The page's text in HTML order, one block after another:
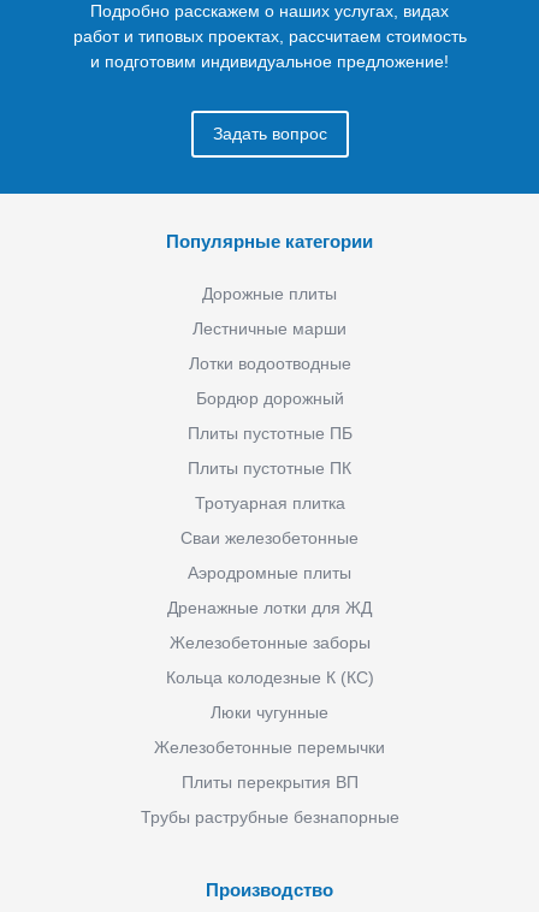
Подробно расскажем о наших услугах, видах
работ и типовых проектах, рассчитаем стоимость
и подготовим индивидуальное предложение!
Задать вопрос
Популярные категории
Дорожные плиты
Лестничные марши
Лотки водоотводные
Бордюр дорожный
Плиты пустотные ПБ
Плиты пустотные ПК
Тротуарная плитка
Сваи железобетонные
Аэродромные плиты
Дренажные лотки для ЖД
Железобетонные заборы
Кольца колодезные К (КС)
Люки чугунные
Железобетонные перемычки
Плиты перекрытия ВП
Трубы раструбные безнапорные
Производство